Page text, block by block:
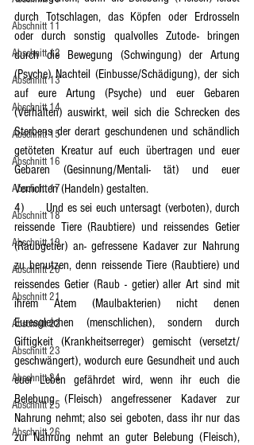
Abschnitt 11
Abschnitt 12
Abschnitt 13
Abschnitt 14
Abschnitt 15
Abschnitt 16
Abschnitt 17
Abschnitt 18
Abschnitt 19
Abschnitt 20
Abschnitt 21
Abschnitt 22
Abschnitt 23
Abschnitt 24
Abschnitt 25
Abschnitt 26
durch Totschlagen, das Köpfen oder Erdrosseln
oder durch sonstig qualvolles Zutode- bringen
durch die Bewegung (Schwingung) der Artung
(Psyche) Nachteil (Einbusse/Schädigung), der sich
auf eure Artung (Psyche) und euer Gebaren
(Verhalten) auswirkt, weil sich die Schrecken des
Sterbens der derart geschundenen und schändlich
getöteten Kreatur auf euch übertragen und euer
Gebaren (Gesinnung/Mentali- tät) und euer
Verrichten (Handeln) gestalten.
4)	Und es sei euch untersagt (verboten), durch
reissende Tiere (Raubtiere) und reissendes Getier
(Raubgetier) an- gefressene Kadaver zur Nahrung
zu benutzen, denn reissende Tiere (Raubtiere) und
reissendes Getier (Raub - getier) aller Art sind mit
ihrem Atem (Maulbakterien) nicht denen
Euresgleichen (menschlichen), sondern durch
Giftigkeit (Krankheitserreger) gemischt (versetzt/
geschwängert), wodurch eure Gesundheit und auch
euer Leben gefährdet wird, wenn ihr euch die
Belebung (Fleisch) angefressener Kadaver zur
Nahrung nehmt; also sei geboten, dass ihr nur das
zur Nahrung nehmt an guter Belebung (Fleisch),